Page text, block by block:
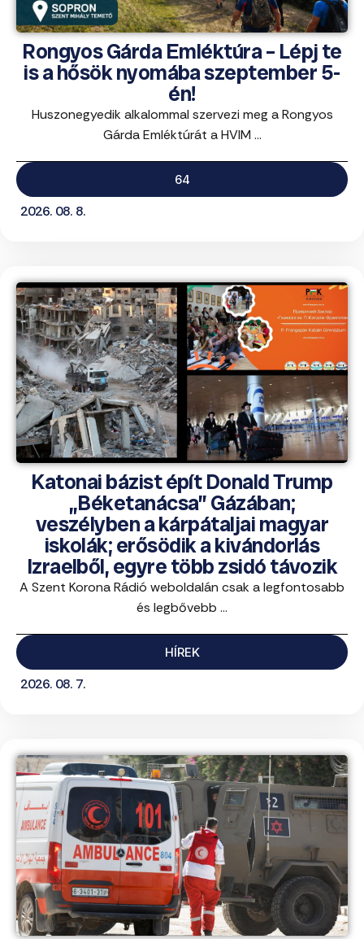
Rongyos Gárda Emléktúra – Lépj te
is a hősök nyomába szeptember 5-
én!
Huszonegyedik alkalommal szervezi meg a Rongyos
Gárda Emléktúrát a HVIM ...
64
2026. 08. 8.
Katonai bázist épít Donald Trump
„Béketanácsa” Gázában;
veszélyben a kárpátaljai magyar
iskolák; erősödik a kivándorlás
Izraelből, egyre több zsidó távozik
A Szent Korona Rádió weboldalán csak a legfontosabb
és legbővebb ...
HÍREK
2026. 08. 7.